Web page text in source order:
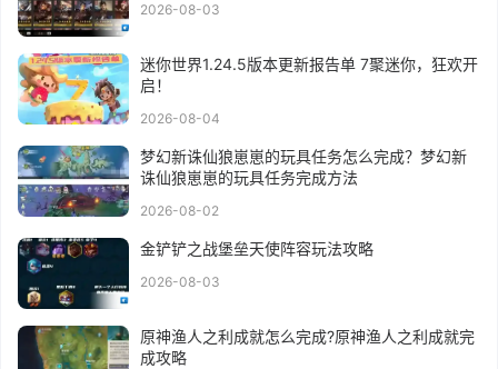
2026-08-03
迷你世界1.24.5版本更新报告单 7聚迷你，狂欢开
启！
2026-08-04
梦幻新诛仙狼崽崽的玩具任务怎么完成？梦幻新
诛仙狼崽崽的玩具任务完成方法
2026-08-02
金铲铲之战堡垒天使阵容玩法攻略
2026-08-03
原神渔人之利成就怎么完成?原神渔人之利成就完
成攻略